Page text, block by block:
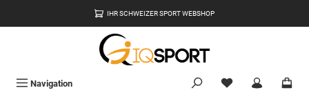
IHR SCHWEIZER SPORT WEBSHOP
Navigation Du hast 0